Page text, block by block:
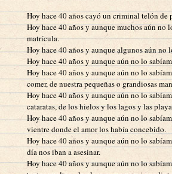
Hoy hace 40 años cayó un criminal telón de
Hoy hace 40 años y aunque muchos aún
matrícula.
Hoy hace 40 años y aunque algunos aún no
Hoy hace 40 años y aunque aún no lo
Hoy hace 40 años y aunque aún no lo
comer, de nuestra pequeñas o grandiosas
Hoy hace 40 años y aunque aún no lo
cataratas, de los hielos y los lagos y las
Hoy hace 40 años y aunque aún no lo
vientre donde el amor los había concebido.
Hoy hace 40 años y aunque aún no lo
día nos iban a asesinar.
Hoy hace 40 años y aunque aún no lo